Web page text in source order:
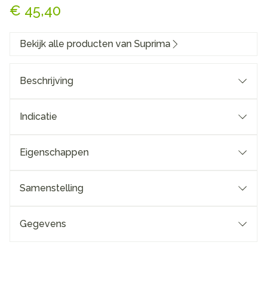
€ 45,40
Bekijk alle producten van Suprima
Beschrijving
Indicatie
Eigenschappen
Samenstelling
Gegevens